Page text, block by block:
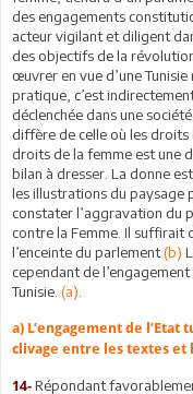
des engagements
acteur vigilant et diligent
des objectifs de la
œuvrer en vue d’une
pratique, c’est
déclenchée dans une
diffère de celle où les droits
droits de la femme est une
bilan à dresser. La donne
les illustrations du paysage
constater l’aggravation du
contre la Femme. Il suffirait
l’enceinte du parlement(b)
cependant de
Tunisie. (a)
a) L’engagement de
clivage entre les textes et
14- Répondant